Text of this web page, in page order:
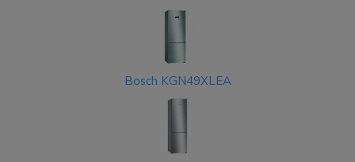
Bosch KGN49XLEA